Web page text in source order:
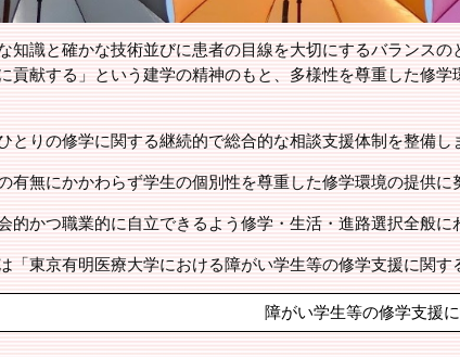
知識と確かな技術並びに患者の目線を大切にするバランス
貢献する」という建学の精神のもと、多様性を尊重した修
とりの修学に関する継続的で総合的な相談支援体制を整備し
有無にかかわらず学生の個別性を尊重した修学環境の提供に
的かつ職業的に自立できるよう修学・生活・進路選択全般
「東京有明医療大学における障がい学生等の修学支援に関す
障がい学生等の修学支援